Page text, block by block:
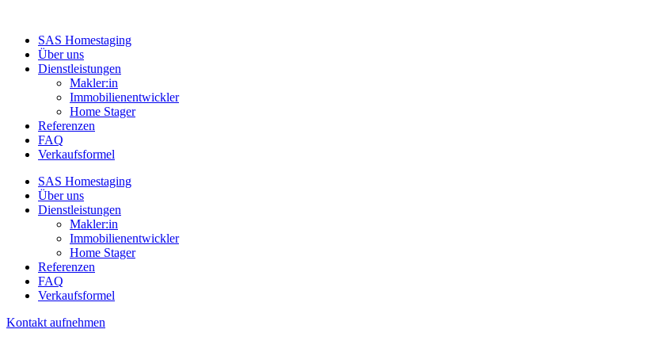
SAS Homestaging
Über uns
Dienstleistungen
Makler:in
Immobilienentwickler
Home Stager
Referenzen
FAQ
Verkaufsformel
SAS Homestaging
Über uns
Dienstleistungen
Makler:in
Immobilienentwickler
Home Stager
Referenzen
FAQ
Verkaufsformel
Kontakt aufnehmen